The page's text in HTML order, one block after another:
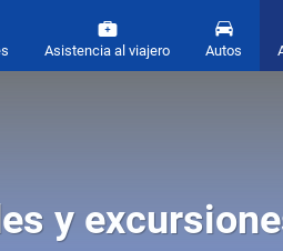
Asistencia al viajero Autos
y